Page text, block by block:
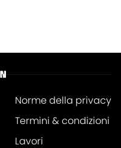
Norme della privacy
Termini & condizioni
Lavori